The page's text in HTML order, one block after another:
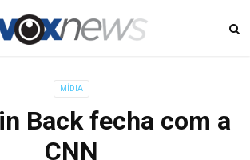
MÍDIA
Back fecha com a
CNN